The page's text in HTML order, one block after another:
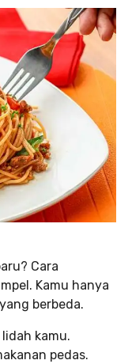
Cara
Kamu hanya
berbeda.
kamu.
pedas.